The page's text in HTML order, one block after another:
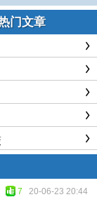
门文章
7 20-06-23 20:44